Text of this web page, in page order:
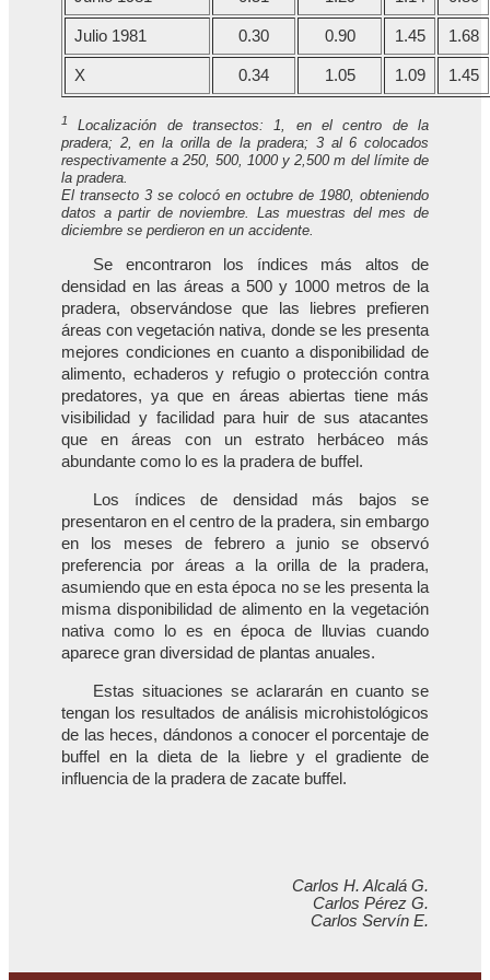
Julio 1981 0.30 0.90 1.45 1.68
X 0.34 1.05 1.09 1.45
1
Localización de transectos: 1, en el centro de la
pradera; 2, en la orilla de la pradera; 3 al 6 colocados
respectivamente a 250, 500, 1000 y 2,500 m del límite de
la pradera.
El transecto 3 se colocó en octubre de 1980, obteniendo
datos a partir de noviembre. Las muestras del mes de
diciembre se perdieron en un accidente.
Se encontraron los índices más altos de
densidad en las áreas a 500 y 1000 metros de la
pradera, observándose que las liebres prefieren
áreas con vegetación nativa, donde se les presenta
mejores condiciones en cuanto a disponibilidad de
alimento, echaderos y refugio o protección contra
predatores, ya que en áreas abiertas tiene más
visibilidad y facilidad para huir de sus atacantes
que en áreas con un estrato herbáceo más
abundante como lo es la pradera de buffel.
Los índices de densidad más bajos se
presentaron en el centro de la pradera, sin embargo
en los meses de febrero a junio se observó
preferencia por áreas a la orilla de la pradera,
asumiendo que en esta época no se les presenta la
misma disponibilidad de alimento en la vegetación
nativa como lo es en época de lluvias cuando
aparece gran diversidad de plantas anuales.
Estas situaciones se aclararán en cuanto se
tengan los resultados de análisis microhistológicos
de las heces, dándonos a conocer el porcentaje de
buffel en la dieta de la liebre y el gradiente de
influencia de la pradera de zacate buffel.
Carlos H. Alcalá G.
Carlos Pérez G.
Carlos Servín E.